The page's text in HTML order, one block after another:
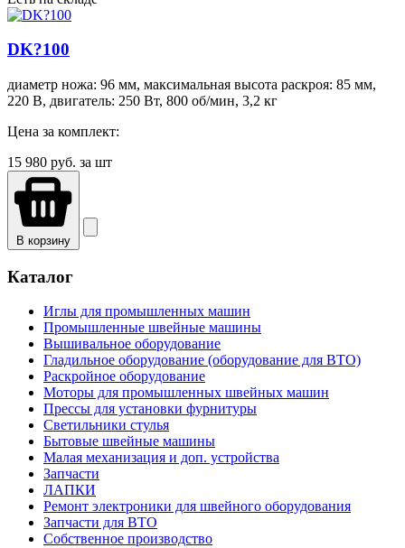
DK?100
диаметр ножа: 96 мм, максимальная высота раскроя: 85 мм,
220 В, двигатель: 250 Вт, 800 об/мин, 3,2 кг
Цена за комплект:
15 980 руб. за шт
В корзину
Каталог
Иглы для промышленных машин
Промышленные швейные машины
Вышивальное оборудование
Гладильное оборудование (оборудование для ВТО)
Раскройное оборудование
Моторы для промышленных швейных машин
Прессы для установки фурнитуры
Светильники стулья
Бытовые швейные машины
Малая механизация и доп. устройства
Запчасти
ЛАПКИ
Ремонт электроники для швейного оборудования
Запчасти для ВТО
Собственное производство